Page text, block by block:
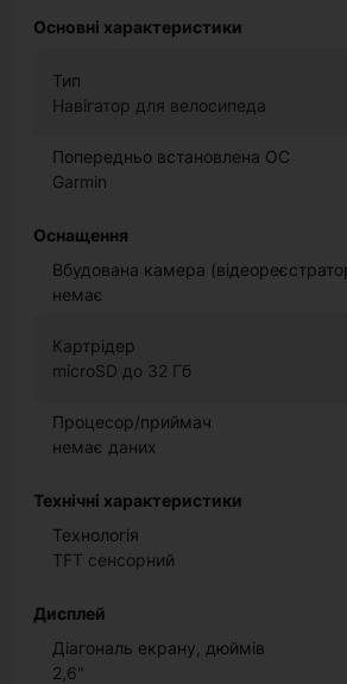
Основні характеристики
Тип
Навігатор для велосипеда
Попередньо встановлена ОС
Garmin
Оснащення
Вбудована камера
немає
Картрідер
microSD до 32 Гб
Процесор/приймач
немає даних
Технічні характеристики
Технологія
TFT сенсорний
Дисплей
Діагональ екрану, дюймів
2,6"